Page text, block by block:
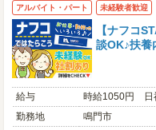
アルバイト・パート 未経験者歓迎
【ナフコ
談OK♪扶養
給与
時給1050円 日
勤務地
鳴門市